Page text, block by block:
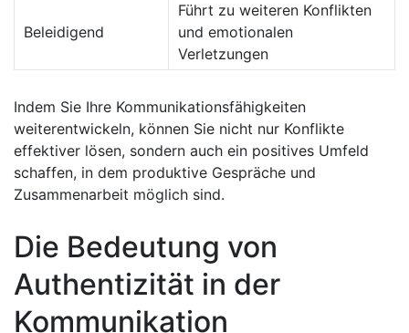
Beleidigend
Führt zu weiteren Konflikten
und emotionalen
Verletzungen
Indem Sie Ihre Kommunikationsfähigkeiten
weiterentwickeln, können Sie nicht nur Konflikte
effektiver lösen, sondern auch ein positives ⁤Umfeld
schaffen, in dem produktive Gespräche und
Zusammenarbeit möglich⁤ sind.
Die Bedeutung von
Authentizität in der
Kommunikation